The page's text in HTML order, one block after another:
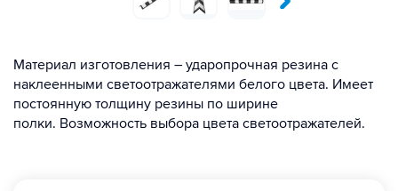
Материал изготовления – ударопрочная резина с
наклеенными светоотражателями белого цвета. Имеет
постоянную толщину резины по ширине
полки. Возможность выбора цвета светоотражателей.